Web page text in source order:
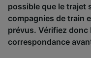
possible que le trajet
compagnies de train
prévus. Vérifiez donc
correspondance